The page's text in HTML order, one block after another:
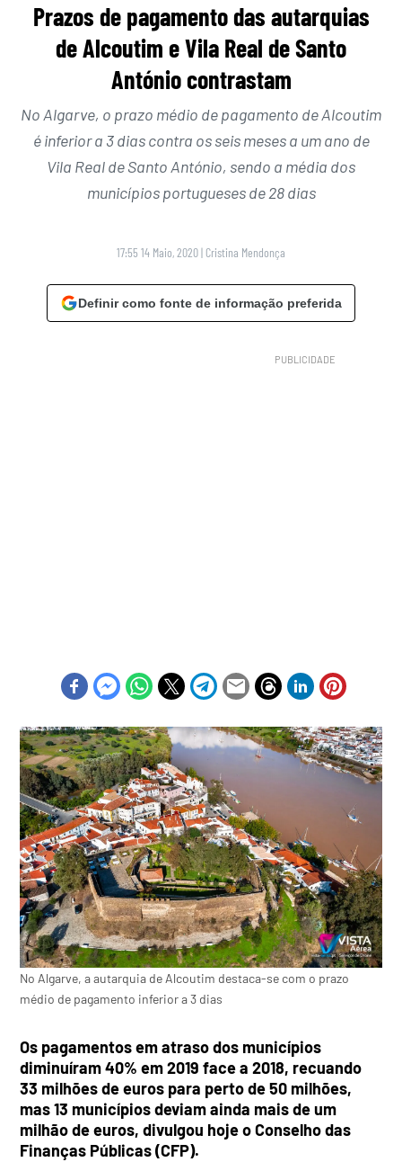
Prazos de pagamento das autarquias
de Alcoutim e Vila Real de Santo
António contrastam
No Algarve, o prazo médio de pagamento de Alcoutim
é inferior a 3 dias contra os seis meses a um ano de
Vila Real de Santo António, sendo a média dos
municípios portugueses de 28 dias
17:55 14 Maio, 2020| Cristina Mendonça
Definir como fonte de informação preferida
No Algarve, a autarquia de Alcoutim destaca-se com o prazo
médio de pagamento inferior a 3 dias
Os pagamentos em atraso dos municípios
diminuíram 40% em 2019 face a 2018, recuando
33 milhões de euros para perto de 50 milhões,
mas 13 municípios deviam ainda mais de um
milhão de euros, divulgou hoje o Conselho das
Finanças Públicas (CFP).